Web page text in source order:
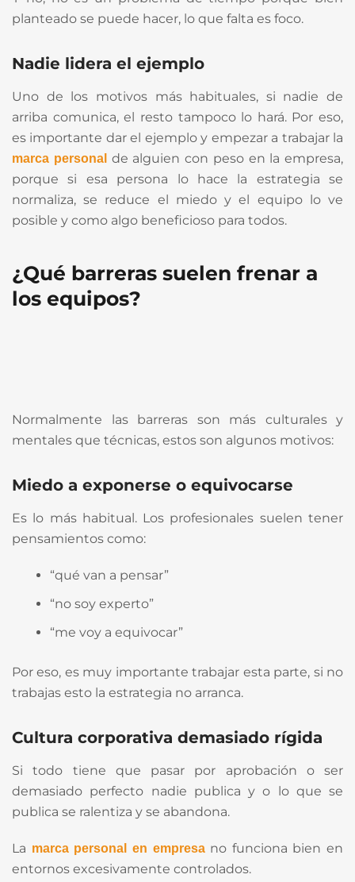
planteado se puede hacer, lo que falta es foco.
Nadie lidera el ejemplo
Uno de los motivos más habituales, si nadie de
arriba comunica, el resto tampoco lo hará. Por eso,
es importante dar el ejemplo y empezar a trabajar la
marca personal de alguien con peso en la empresa,
porque si esa persona lo hace la estrategia se
normaliza, se reduce el miedo y el equipo lo ve
posible y como algo beneficioso para todos.
¿Qué barreras suelen frenar a
los equipos?
Normalmente las barreras son más culturales y
mentales que técnicas, estos son algunos motivos:
Miedo a exponerse o equivocarse
Es lo más habitual. Los profesionales suelen tener
pensamientos como:
“qué van a pensar”
“no soy experto”
“me voy a equivocar”
Por eso, es muy importante trabajar esta parte, si no
trabajas esto la estrategia no arranca.
Cultura corporativa demasiado rígida
Si todo tiene que pasar por aprobación o ser
demasiado perfecto nadie publica y o lo que se
publica se ralentiza y se abandona.
La marca personal en empresano funciona bien en
entornos excesivamente controlados.